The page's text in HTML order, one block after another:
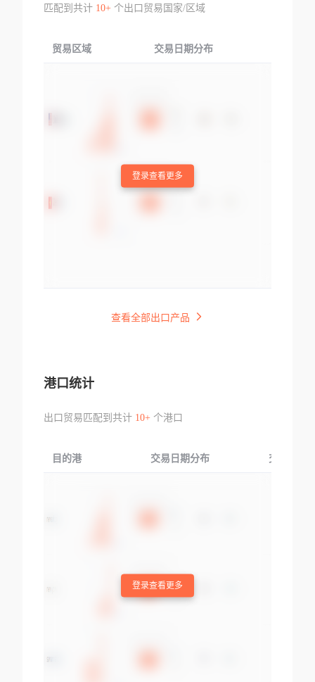
匹配到共计 10+个出口贸易国家/区域
贸易区域 交易日期分布
登录查看更多
查看全部出口产品
港口统计
出口贸易匹配到共计 10+个港口
目的港 交易日期分布 交易产品
登录查看更多